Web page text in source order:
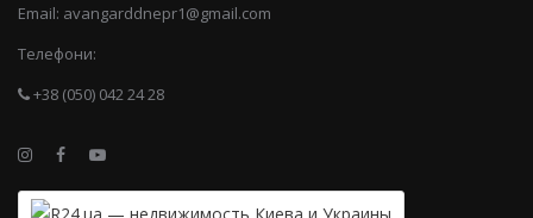
Email: avangarddnepr1@gmail.com
Телефони:
+38 (050) 042 24 28